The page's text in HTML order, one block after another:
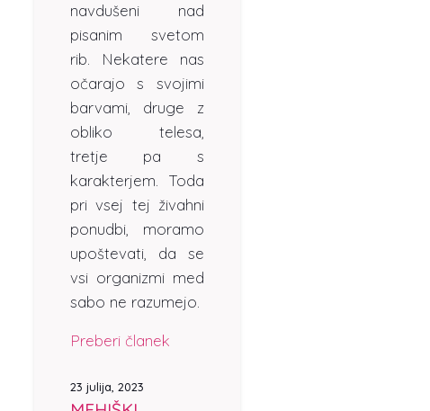
navdušeni nad
pisanim svetom
rib. Nekatere nas
očarajo s svojimi
barvami, druge z
obliko telesa,
tretje pa s
karakterjem. Toda
pri vsej tej živahni
ponudbi, moramo
upoštevati, da se
vsi organizmi med
sabo ne razumejo.
Preberi članek
23 julija, 2023